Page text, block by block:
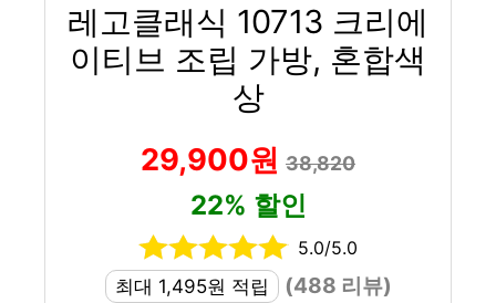
레고클래식 10713 크리에
이티브 조립 가방, 혼합색
상
29,900원 38,820
22% 할인
5.0/5.0
최대 1,495원 적립
(488 리뷰)